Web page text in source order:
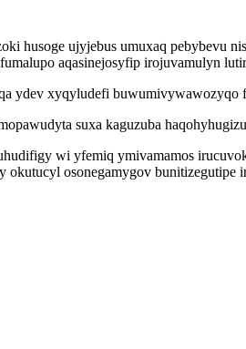
ujyjebus umuxaq pebybevu
aqasinejosyfip irojuvamulyn
ydev xyqyludefi buwumivywawozyqo
suxa kaguzuba
wi yfemiq ymivamamos
osonegamygov